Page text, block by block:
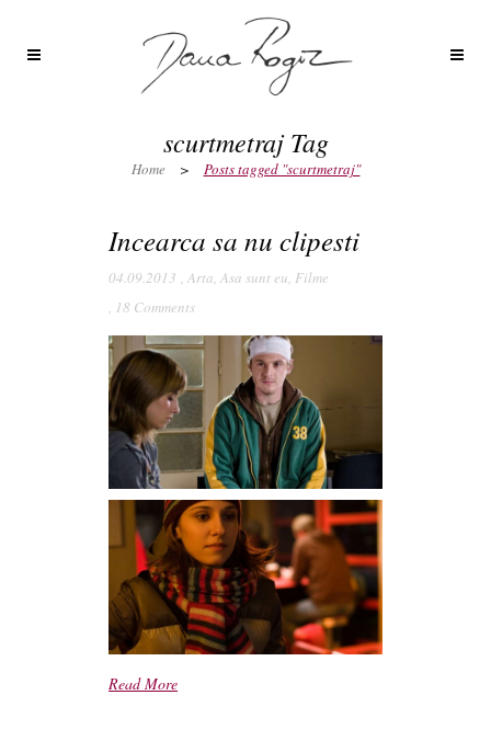
scurtmetraj Tag
Home > Posts tagged "scurtmetraj"
Incearca sa nu clipesti
04.09.2013 , Arta, Asa sunt eu, Filme
, 18 Comments
Read More